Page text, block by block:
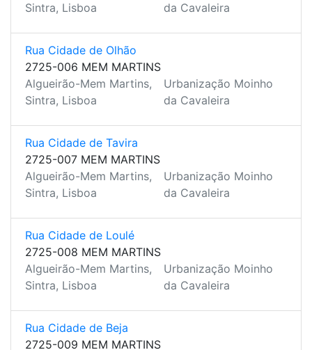
Sintra, Lisboa
da Cavaleira
Rua Cidade de Olhão
2725-006 MEM MARTINS
Algueirão-Mem Martins,
Sintra, Lisboa
Urbanização Moinho
da Cavaleira
Rua Cidade de Tavira
2725-007 MEM MARTINS
Algueirão-Mem Martins,
Sintra, Lisboa
Urbanização Moinho
da Cavaleira
Rua Cidade de Loulé
2725-008 MEM MARTINS
Algueirão-Mem Martins,
Sintra, Lisboa
Urbanização Moinho
da Cavaleira
Rua Cidade de Beja
2725-009 MEM MARTINS